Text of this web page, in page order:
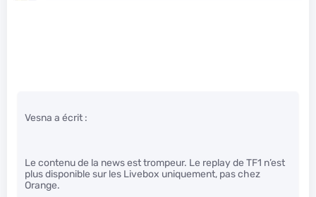
Vesna a écrit :
Le contenu de la news est trompeur. Le replay de TF1 n’est
plus disponible sur les Livebox uniquement, pas chez
Orange.